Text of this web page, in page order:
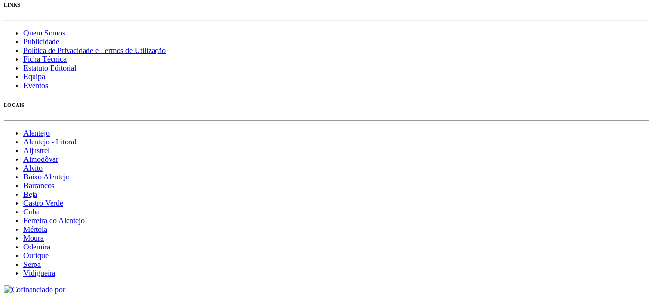
LINKS
Quem Somos
Publicidade
Política de Privacidade e Termos de Utilização
Ficha Técnica
Estatuto Editorial
Equipa
Eventos
LOCAIS
Alentejo
Alentejo - Litoral
Aljustrel
Almodôvar
Alvito
Baixo Alentejo
Barrancos
Beja
Castro Verde
Cuba
Ferreira do Alentejo
Mértola
Moura
Odemira
Ourique
Serpa
Vidigueira